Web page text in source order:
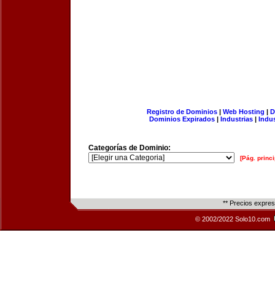
Registro de Dominios| Web Hosting |
Dominios Expirados | Industrias |
Categorías de Dominio:
[Pág.
** Precios
© 2002/2022 Solo10.com